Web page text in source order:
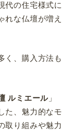
代の住宅様式に
れな仏壇が増え
く、購入方法も
ルミエール 」
た、魅力的なモ
取り組みや魅力